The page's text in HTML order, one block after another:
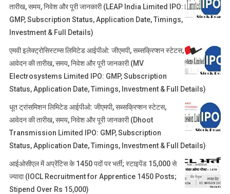
तारीख, समय, निवेश और पूरी जानकारी (LEAP India Limited IPO:
GMP, Subscription Status, Application Date, Timings,
Investment & Full Details)
एमवी इलेक्ट्रोसिस्टम्स लिमिटेड आईपीओ: जीएमपी, सब्सक्रिप्शन स्टेटस,
आवेदन की तारीख, समय, निवेश और पूरी जानकारी (MV
Electrosystems Limited IPO: GMP, Subscription
Status, Application Date, Timings, Investment & Full Details)
धूत ट्रांसमिशन लिमिटेड आईपीओ: जीएमपी, सब्सक्रिप्शन स्टेटस,
आवेदन की तारीख, समय, निवेश और पूरी जानकारी (Dhoot
Transmission Limited IPO: GMP, Subscription
Status, Application Date, Timings, Investment & Full Details)
आईओसीएल में अप्रेंटिस के 1450 पदों पर भर्ती; स्टाइपेंड 15,000 से
ज्यादा (IOCL Recruitment for Apprentice 1450 Posts;
Stipend Over Rs 15,000)